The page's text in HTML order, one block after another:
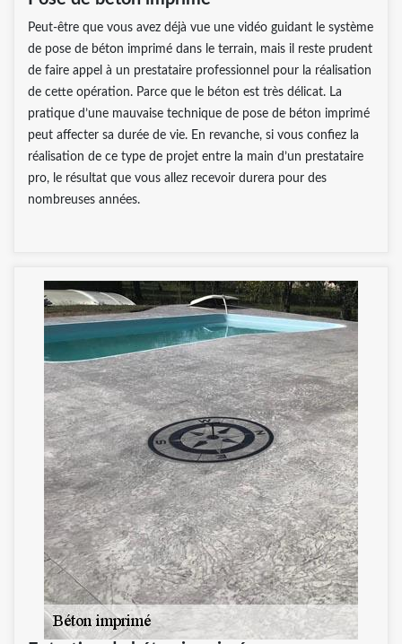
Peut-être que vous avez déjà vue une vidéo guidant le système
de pose de béton imprimé dans le terrain, mais il reste prudent
de faire appel à un prestataire professionnel pour la réalisation
de cette opération. Parce que le béton est très délicat. La
pratique d’une mauvaise technique de pose de béton imprimé
peut affecter sa durée de vie. En revanche, si vous confiez la
réalisation de ce type de projet entre la main d’un prestataire
pro, le résultat que vous allez recevoir durera pour des
nombreuses années.